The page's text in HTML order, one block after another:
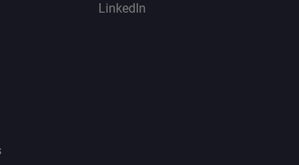
LinkedIn